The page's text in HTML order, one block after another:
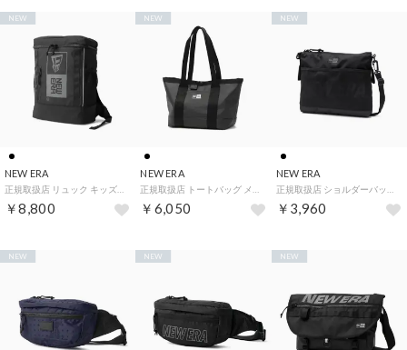
NEW ERA
￥8,800
NEW
NEW ERA
￥6,050
NEW
NEW ERA
￥3,960
NEW
NEW NEW NEW